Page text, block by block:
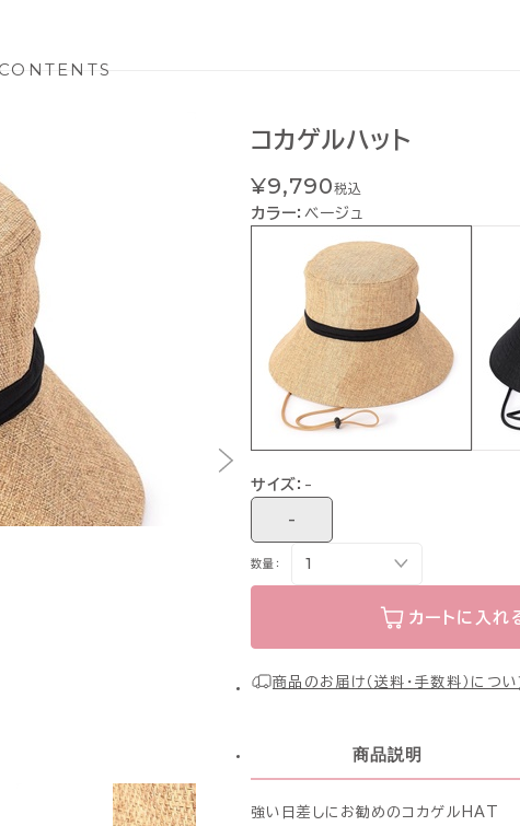
CONTENTS
コカゲルハット
¥9,790税込
カラー：ベージュ
サイズ： -
-
数量：
カートに入れ
商品のお届け（送料・手数料）につい
商品説明
強い日差しにお勧めのコカゲルHAT